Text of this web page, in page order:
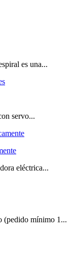
es una...
servo...
eléctrica...
(pedido mínimo 1...